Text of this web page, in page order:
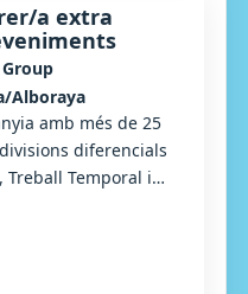
a extra
Alboraya
amb més de 25
diferencials
Treball Temporal i